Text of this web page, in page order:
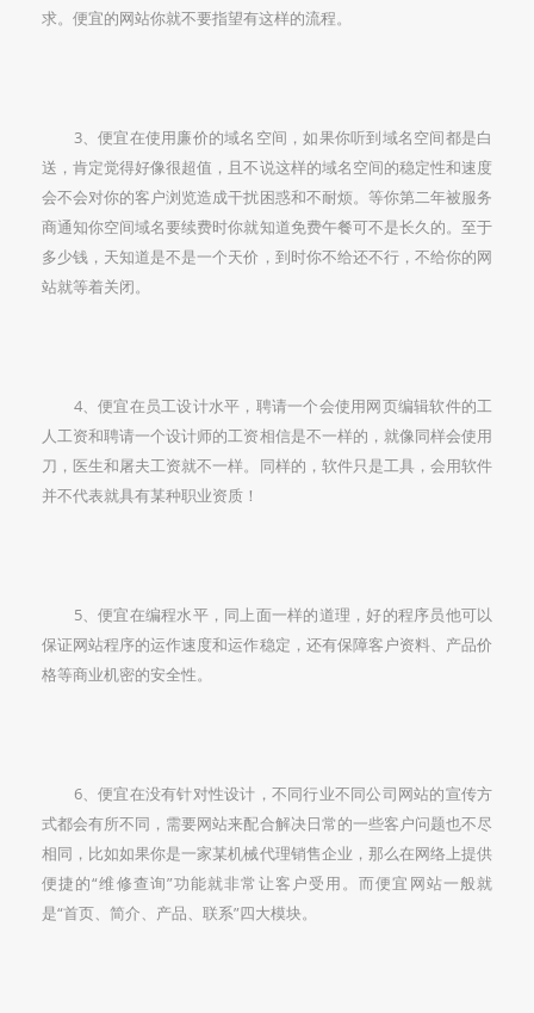
求。便宜的网站你就不要指望有这样的流程。
3、便宜在使用廉价的域名空间，如果你听到域名空间都是白
送，肯定觉得好像很超值，且不说这样的域名空间的稳定性和速度
会不会对你的客户浏览造成干扰困惑和不耐烦。等你第二年被服务
商通知你空间域名要续费时你就知道免费午餐可不是长久的。至于
多少钱，天知道是不是一个天价，到时你不给还不行，不给你的网
站就等着关闭。
4、便宜在员工设计水平，聘请一个会使用网页编辑软件的工
人工资和聘请一个设计师的工资相信是不一样的，就像同样会使用
刀，医生和屠夫工资就不一样。同样的，软件只是工具，会用软件
并不代表就具有某种职业资质！
5、便宜在编程水平，同上面一样的道理，好的程序员他可以
保证网站程序的运作速度和运作稳定，还有保障客户资料、产品价
格等商业机密的安全性。
6、便宜在没有针对性设计，不同行业不同公司网站的宣传方
式都会有所不同，需要网站来配合解决日常的一些客户问题也不尽
相同，比如如果你是一家某机械代理销售企业，那么在网络上提供
便捷的“维修查询”功能就非常让客户受用。而便宜网站一般就
是“首页、简介、产品、联系”四大模块。